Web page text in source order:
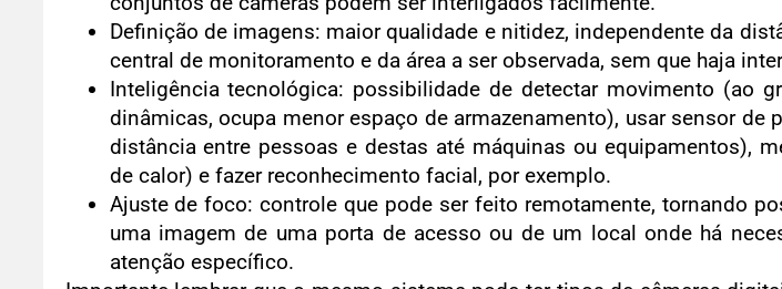
Definição de imagens: maior qualidade e nitidez, independente da
central de monitoramento e da área a ser observada, sem que haja
Inteligência tecnológica: possibilidade de detectar movimento (ao
dinâmicas, ocupa menor espaço de armazenamento), usar sensor de
distância entre pessoas e destas até máquinas ou equipamentos),
de calor) e fazer reconhecimento facial, por exemplo.
Ajuste de foco: controle que pode ser feito remotamente, tornando
uma imagem de uma porta de acesso ou de um local onde há
atenção específico.